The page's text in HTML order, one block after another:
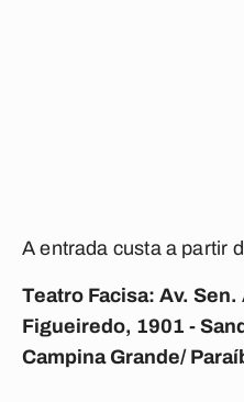
A entrada custa a partir
Teatro Facisa: Av.
Figueiredo, 1901 -
Campina Grande/